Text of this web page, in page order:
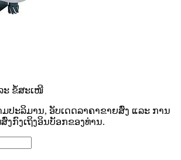
ະ ຂໍ້ສະເໜີ
ປະລິມານ, ອັບເດດລາຄາຂາຍສົ່ງ ແລະ ການ
ງກົງເຖິງອິນບັອກຂອງທ່ານ.